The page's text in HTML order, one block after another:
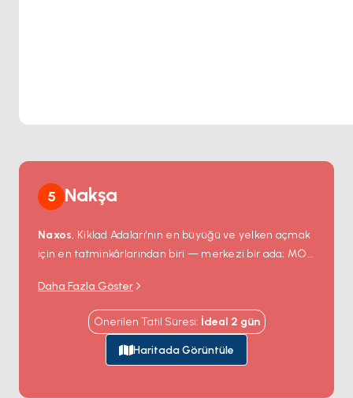
5 Nakşa
Naxos, Kiklad Adaları'nın en büyüğü ve yelken açmak
için en tatminkârlarından biri — merkezi bir ada; MÖ
limanın hemen açığındaki bir adacıkta tek başına
duruyor ve her gün batımını çerçeveliyor. Chora eski
şehri limanın arkasındaki tepeye dar Venedik
sokaklarıyla tırmanıyor; batı kıyısı rüzgâr sörfçüleri ile
aile charter'larını eşit çeken 12 kilometrelik kumlu plaj
Daha Fazla Göster
Önerilen Tatil Süresi: İdeal 2 gün
Haritada Görüntüle